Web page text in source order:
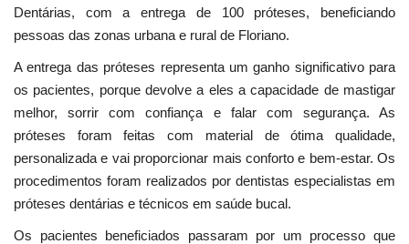
Dentárias, com a entrega de 100 próteses, beneficiando
pessoas das zonas urbana e rural de Floriano.
A entrega das próteses representa um ganho significativo para
os pacientes, porque devolve a eles a capacidade de mastigar
melhor, sorrir com confiança e falar com segurança. As
próteses foram feitas com material de ótima qualidade,
personalizada e vai proporcionar mais conforto e bem-estar. Os
procedimentos foram realizados por dentistas especialistas em
próteses dentárias e técnicos em saúde bucal.
Os pacientes beneficiados passaram por um processo que